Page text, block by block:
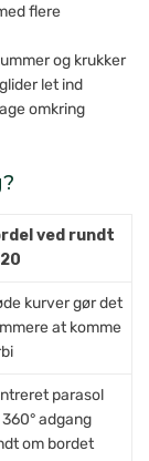
flere
og krukker
let ind
omkring
ved rundt
kurver gør det
at komme
parasol
adgang
om bordet